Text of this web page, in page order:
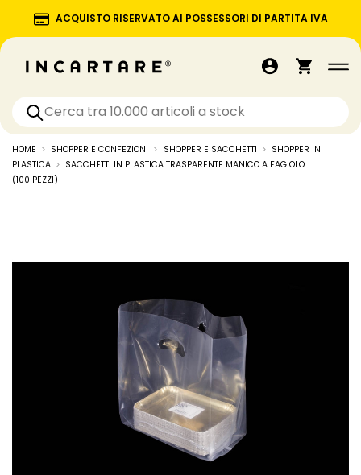
ACQUISTO RISERVATO AI POSSESSORI DI PARTITA IVA
HOME SHOPPER E CONFEZIONI SHOPPER E SACCHETTI
SHOPPER IN
PLASTICA
SACCHETTI IN PLASTICA TRASPARENTE MANICO A FAGIOLO
(100 PEZZI)